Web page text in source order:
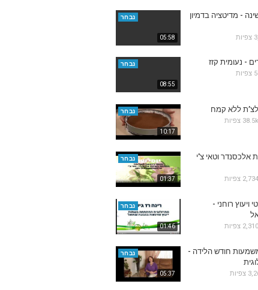
05:58
נבחר
- מדיטציה בדמיון
08:55
נבחר - נעומית קזז
10:17
נבחר ללא קמח
38.5k צפיות
01:37
נבחר
אלכסנדר וטאי צ'י
2,734 צפיות
01:46
נבחר
ויעוץ רוחני -
2,310 צפיות
05:37
נבחר
חודש הלידה -
צפיות